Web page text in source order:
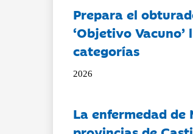
Prepara el
‘Objetivo
categorías
2026
La enfermedad de